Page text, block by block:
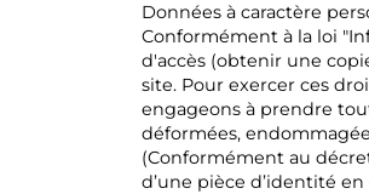
Données à caractère
Conformément à la loi
d'accès (obtenir une
site. Pour exercer ces
engageons à prendre
déformées,
(Conformément au
d’une pièce d’identité